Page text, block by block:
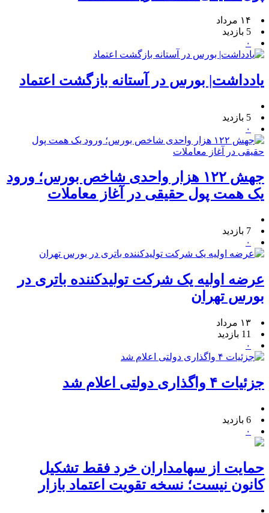
۱۴ مرداد
5 بازدید
۰
یادداشت| بورس در آستانه بازگشت اعتماد
5 بازدید
۰
جهش ۱۲۲ هزار واحدی شاخص بورس؛ ورود
یک همت پول حقیقی در آغاز معاملات
7 بازدید
۰
عرضه اولیه یک شرکت تولیدکننده باتری در
بورس تهران
۱۳ مرداد
11 بازدید
۰
جزئیات ۴ واگذاری دولتی اعلام شد
6 بازدید
۰
حمایت از سهامداران خرد فقط تشکیل
کانون نیست؛ نسخه تقویت اعتماد بازار